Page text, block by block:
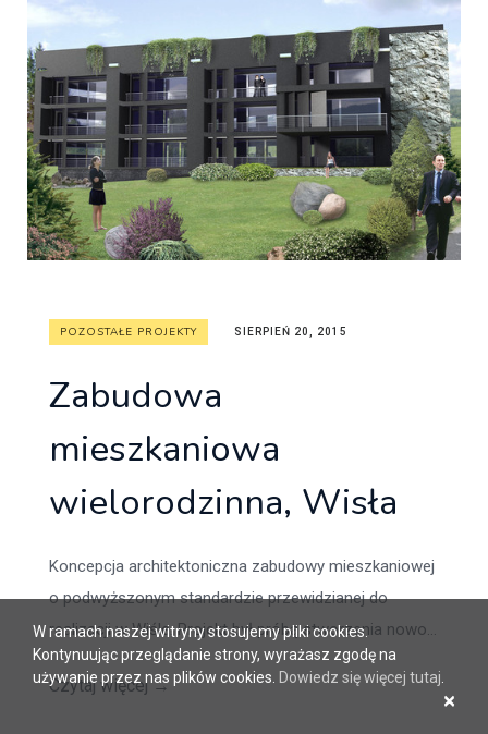
POZOSTAŁE PROJEKTY SIERPIEŃ 20, 2015
Zabudowa
mieszkaniowa
wielorodzinna, Wisła
Koncepcja architektoniczna zabudowy mieszkaniowej
o podwyższonym standardzie przewidzianej do
realizacji w Wiśle. Projekt był próbą stworzenia nowo...
Czytaj więcej→
W ramach naszej witryny stosujemy pliki cookies.
Kontynuując przeglądanie strony, wyrażasz zgodę na
używanie przez nas plików cookies. Dowiedz się więcej tutaj
×